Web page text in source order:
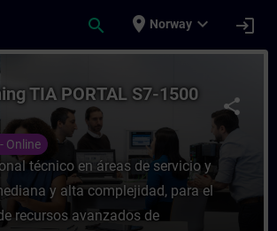
search place Norway expand_more login
Training TIA PORTAL S7-
share
TIA PORTAL S7-1500
Online
técnico en áreas de servicio y
y alta complejidad, para el
recursos avanzados de